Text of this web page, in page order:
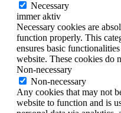
Necessary
immer aktiv
Necessary cookies are
function properly. This
ensures basic
website. These cookies do
Non-necessary
Non-necessary
Any cookies that may not
website to function and is